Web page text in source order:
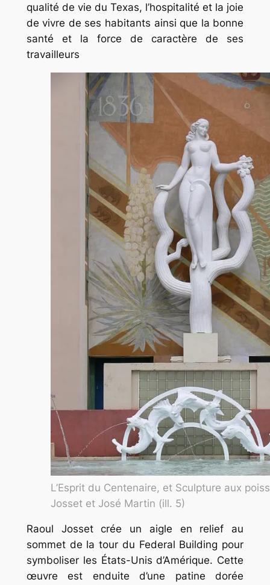
qualité de vie du Texas, l’hospitalité et la joie
de vivre de ses habitants ainsi que la bonne
santé et la force de caractère de ses
travailleurs
L’Esprit du Centenaire, et Sculpture aux
Josset et José Martin (ill. 5)
Raoul Josset crée un aigle en relief au
sommet de la tour du Federal Building pour
symboliser les États-Unis d’Amérique. Cette
œuvre est enduite d’une patine dorée